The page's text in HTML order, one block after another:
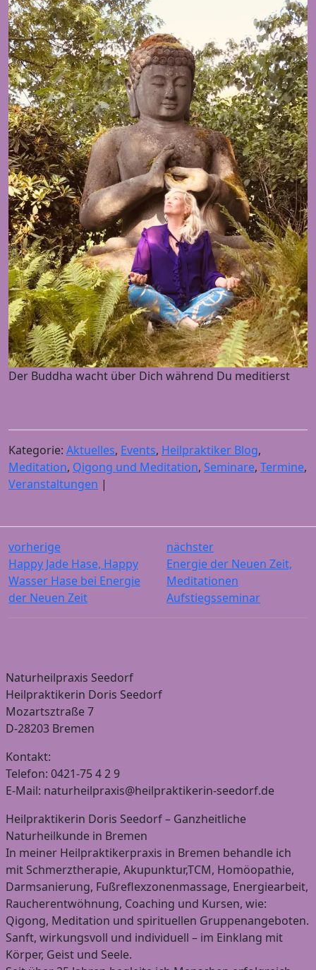
Der Buddha wacht über Dich während Du meditierst
Kategorie: Aktuelles, Events, Heilpraktiker Blog,
Meditation, Qigong und Meditation, Seminare, Termine,
Veranstaltungen |
vorherige
Happy Jade Hase, Happy
Wasser Hase bei Energie
der Neuen Zeit
nächster
Energie der Neuen Zeit,
Meditationen
Aufstiegsseminar
Naturheilpraxis Seedorf
Heilpraktikerin Doris Seedorf
Mozartsztraße 7
D-28203 Bremen
Kontakt:
Telefon: 0421-75 4 2 9
E-Mail: naturheilpraxis@heilpraktikerin-seedorf.de
Heilpraktikerin Doris Seedorf – Ganzheitliche
Naturheilkunde in Bremen
In meiner Heilpraktikerpraxis in Bremen behandle ich
mit Schmerztherapie, Akupunktur,TCM, Homöopathie,
Darmsanierung, Fußreflexzonenmassage, Energiearbeit,
Raucherentwöhnung, Coaching und Kursen, wie:
Qigong, Meditation und spirituellen Gruppenangeboten.
Sanft, wirkungsvoll und individuell – im Einklang mit
Körper, Geist und Seele.